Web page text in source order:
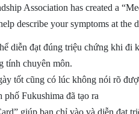
Association has created a
describe your symptoms at the
diễn đạt đúng triệu chứng khi đi
tính chuyên môn.
tốt cũng có lúc không nói rõ
Fukushima đã tạo ra